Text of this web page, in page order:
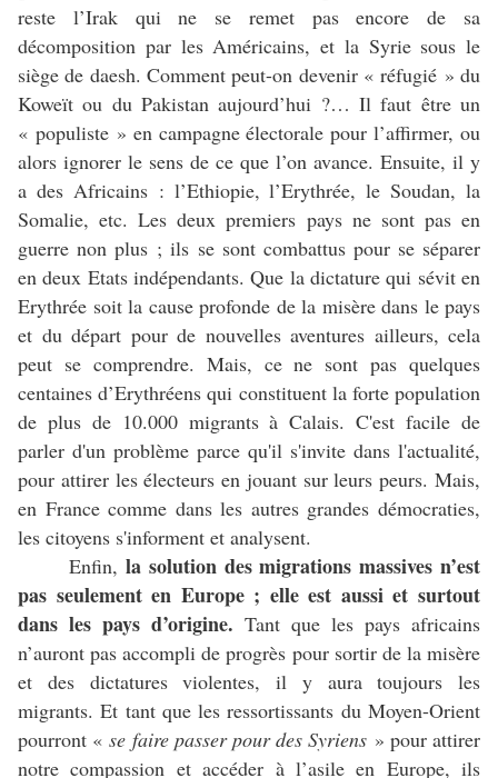
reste l’Irak qui ne se remet pas encore de sa
décomposition par les Américains, et la Syrie sous le
siège de daesh. Comment peut-on devenir « réfugié » du
Koweït ou du Pakistan aujourd’hui ?… Il faut être un
« populiste » en campagne électorale pour l’affirmer, ou
alors ignorer le sens de ce que l’on avance. Ensuite, il y
a des Africains : l’Ethiopie, l’Erythrée, le Soudan, la
Somalie, etc. Les deux premiers pays ne sont pas en
guerre non plus ; ils se sont combattus pour se séparer
en deux Etats indépendants. Que la dictature qui sévit en
Erythrée soit la cause profonde de la misère dans le pays
et du départ pour de nouvelles aventures ailleurs, cela
peut se comprendre. Mais, ce ne sont pas quelques
centaines d’Erythréens qui constituent la forte population
de plus de 10.000 migrants à Calais. C'est facile de
parler d'un problème parce qu'il s'invite dans l'actualité,
pour attirer les électeurs en jouant sur leurs peurs. Mais,
en France comme dans les autres grandes démocraties,
les citoyens s'informent et analysent.
Enfin, la solution des migrations massives n’est
pas seulement en Europe ; elle est aussi et surtout
dans les pays d’origine. Tant que les pays africains
n’auront pas accompli de progrès pour sortir de la misère
et des dictatures violentes, il y aura toujours les
migrants. Et tant que les ressortissants du Moyen-Orient
pourront «se faire passer pour des Syriens » pour attirer
notre compassion et accéder à l’asile en Europe, ils